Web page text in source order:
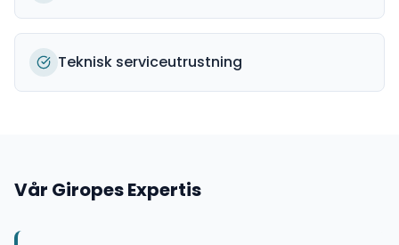
Teknisk serviceutrustning
Vår GiropesExpertis